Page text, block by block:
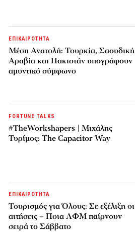
ΕΠΙΚΑΙΡΟΤΗΤΑ
Μέση Ανατολή: Τουρκία, Σαουδική
Αραβία και Πακιστάν υπογράφουν
αμυντικό σύμφωνο
FORTUNE TALKS
#TheWorkshapers | Μιχάλης
Τυρίμος: The Capacitor Way
ΕΠΙΚΑΙΡΟΤΗΤΑ
Τουρισμός για Όλους: Σε εξέλιξη οι
αιτήσεις – Ποια ΑΦΜ παίρνουν
σειρά το Σάββατο